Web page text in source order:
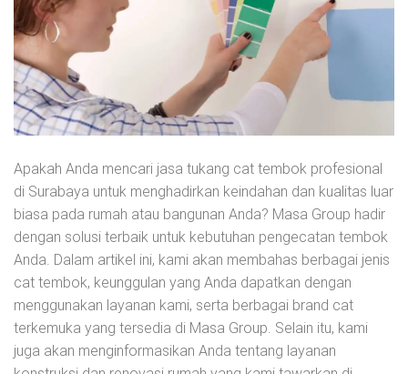
Apakah Anda mencari jasa tukang cat tembok profesional
di Surabaya untuk menghadirkan keindahan dan kualitas luar
biasa pada rumah atau bangunan Anda? Masa Group hadir
dengan solusi terbaik untuk kebutuhan pengecatan tembok
Anda. Dalam artikel ini, kami akan membahas berbagai jenis
cat tembok, keunggulan yang Anda dapatkan dengan
menggunakan layanan kami, serta berbagai brand cat
terkemuka yang tersedia di Masa Group. Selain itu, kami
juga akan menginformasikan Anda tentang layanan